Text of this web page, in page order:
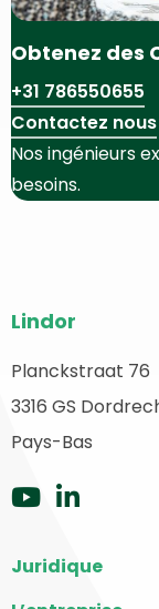
Obtenez des
+31 786550655
Contactez nous
Nos ingénieurs
besoins.
de
page
du
site
Lindor
Planckstraat 76
3316 GS
Pays-Bas
Aller
YouTube
Aller
Juridique